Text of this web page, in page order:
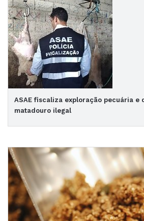
ASAE fiscaliza exploração pecuária e
matadouro ilegal